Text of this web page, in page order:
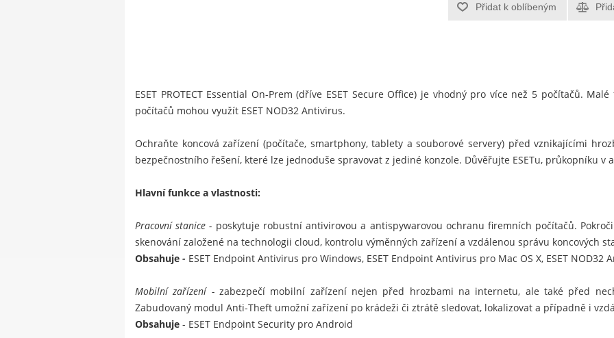
Přidat k oblíbeným
ESET PROTECT Essential On-Prem (dříve ESET Secure Office) je vhodný pro více než 5 počítačů.
počítačů mohou využít ESET NOD32 Antivirus.
Ochraňte koncová zařízení (počítače, smartphony, tablety a souborové servery) před vznikajícími
bezpečnostního řešení, které lze jednoduše spravovat z jediné konzole. Důvěřujte ESETu, průkopníku v
Hlavní funkce a vlastnosti:
Pracovní stanice - poskytuje robustní antivirovou a antispywarovou ochranu firemních počítačů.
skenování založené na technologii cloud, kontrolu výměnných zařízení a vzdálenou správu koncových
Obsahuje - ESET Endpoint Antivirus pro Windows, ESET Endpoint Antivirus pro Mac OS X, ESET NOD32
Mobilní zařízení - zabezpečí mobilní zařízení nejen před hrozbami na internetu, ale také před
Zabudovaný modul Anti-Theft umožní zařízení po krádeži či ztrátě sledovat, lokalizovat a případně i
Obsahuje - ESET Endpoint Security pro Android